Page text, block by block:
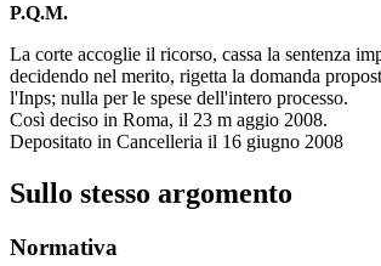
P.Q.M.
La corte accoglie il ricorso, cassa la sentenza
decidendo nel merito, rigetta la domanda
l'Inps; nulla per le spese dell'intero processo.
Così deciso in Roma, il 23 m aggio 2008.
Depositato in Cancelleria il 16 giugno 2008
Sullo stesso argomento
Normativa